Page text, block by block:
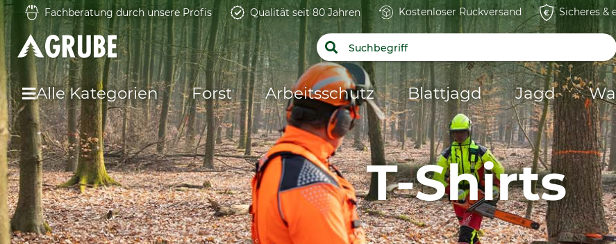
Fachberatung durch unsere Profis Qualität seit 80 Jahren Kostenloser Rückversand Sicheres &
Alle Kategorien Forst Arbeitsschutz Blattjagd Jagd
T-Shirts